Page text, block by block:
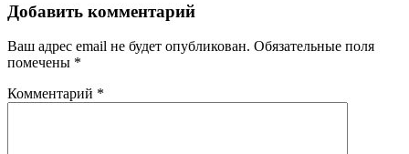
Добавить комментарий
Ваш адрес email не будет опубликован. Обязательные поля
помечены *
Комментарий *